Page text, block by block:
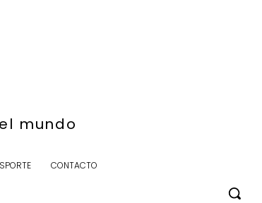
mundo
CONTACTO